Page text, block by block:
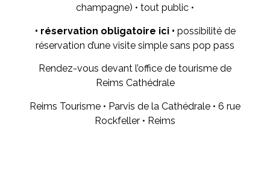
champagne) • tout public •
• réservation obligatoire ici • possibilité de
réservation d’une visite simple sans pop pass
Rendez-vous devant l’office de tourisme de
Reims Cathédrale
Reims Tourisme • Parvis de la Cathédrale • 6 rue
Rockfeller • Reims